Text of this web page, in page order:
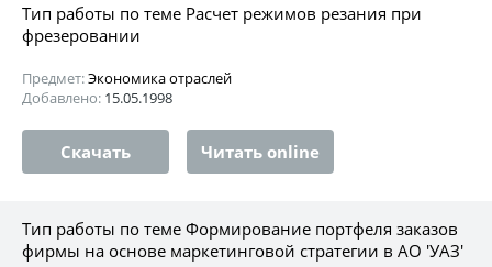
Тип работы по теме Расчет режимов резания при
фрезеровании
Предмет:Экономика отраслей
Добавлено: 15.05.1998
Скачать Читать online
Тип работы по теме Формирование портфеля заказов
фирмы на основе маркетинговой стратегии в АО 'УАЗ'